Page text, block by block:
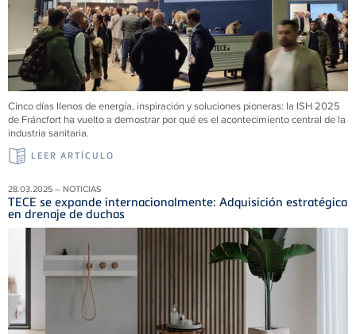
Cinco días llenos de energía, inspiración y soluciones pioneras: la ISH 2025
de Fráncfort ha vuelto a demostrar por qué es el acontecimiento central de la
industria sanitaria.
LEER ARTÍCULO
28.03.2025 – NOTICIAS
TECE se expande internacionalmente: Adquisición estratégica
en drenaje de duchas